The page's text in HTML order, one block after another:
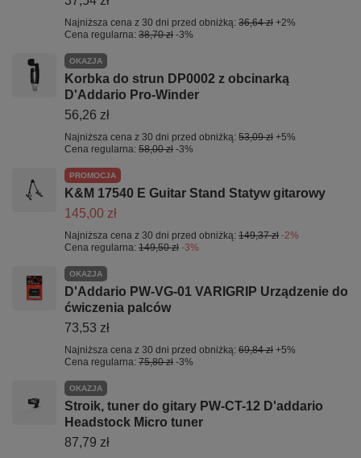
Najniższa cena z 30 dni przed obniżką: 36,64 zł +2%
Cena regularna: 38,70 zł -3%
OKAZJA
Korbka do strun DP0002 z obcinarką
D'Addario Pro-Winder
56,26 zł
Najniższa cena z 30 dni przed obniżką: 53,09 zł +5%
Cena regularna: 58,00 zł -3%
PROMOCJA
K&M 17540 E Guitar Stand Statyw gitarowy
145,00 zł
Najniższa cena z 30 dni przed obniżką: 149,37 zł -2%
Cena regularna: 149,50 zł -3%
OKAZJA
D'Addario PW-VG-01 VARIGRIP Urządzenie do
ćwiczenia palców
73,53 zł
Najniższa cena z 30 dni przed obniżką: 69,84 zł +5%
Cena regularna: 75,80 zł -3%
OKAZJA
Stroik, tuner do gitary PW-CT-12 D'addario
Headstock Micro tuner
87,79 zł